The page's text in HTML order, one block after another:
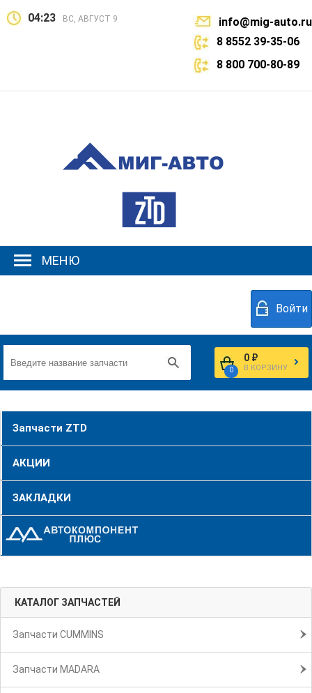
04:23 ВС, АВГУСТ 9
info@mig-auto.ru
8 8552 39-35-06
8 800 700-80-89
МЕНЮ
Войти
0
0 ₽
В КОРЗИНУ
Запчасти ZTD
АКЦИИ
ЗАКЛАДКИ
КАТАЛОГ ЗАПЧАСТЕЙ
Запчасти CUMMINS
Запчасти MADARA